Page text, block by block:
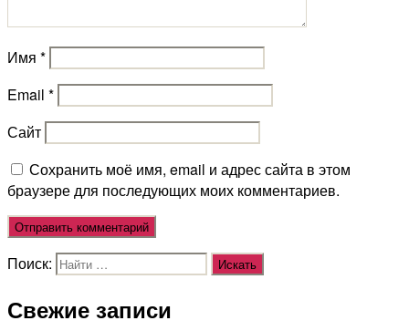
Имя *
Email *
Сайт
Сохранить моё имя, email и адрес сайта в этом
браузере для последующих моих комментариев.
Поиск:
Свежие записи